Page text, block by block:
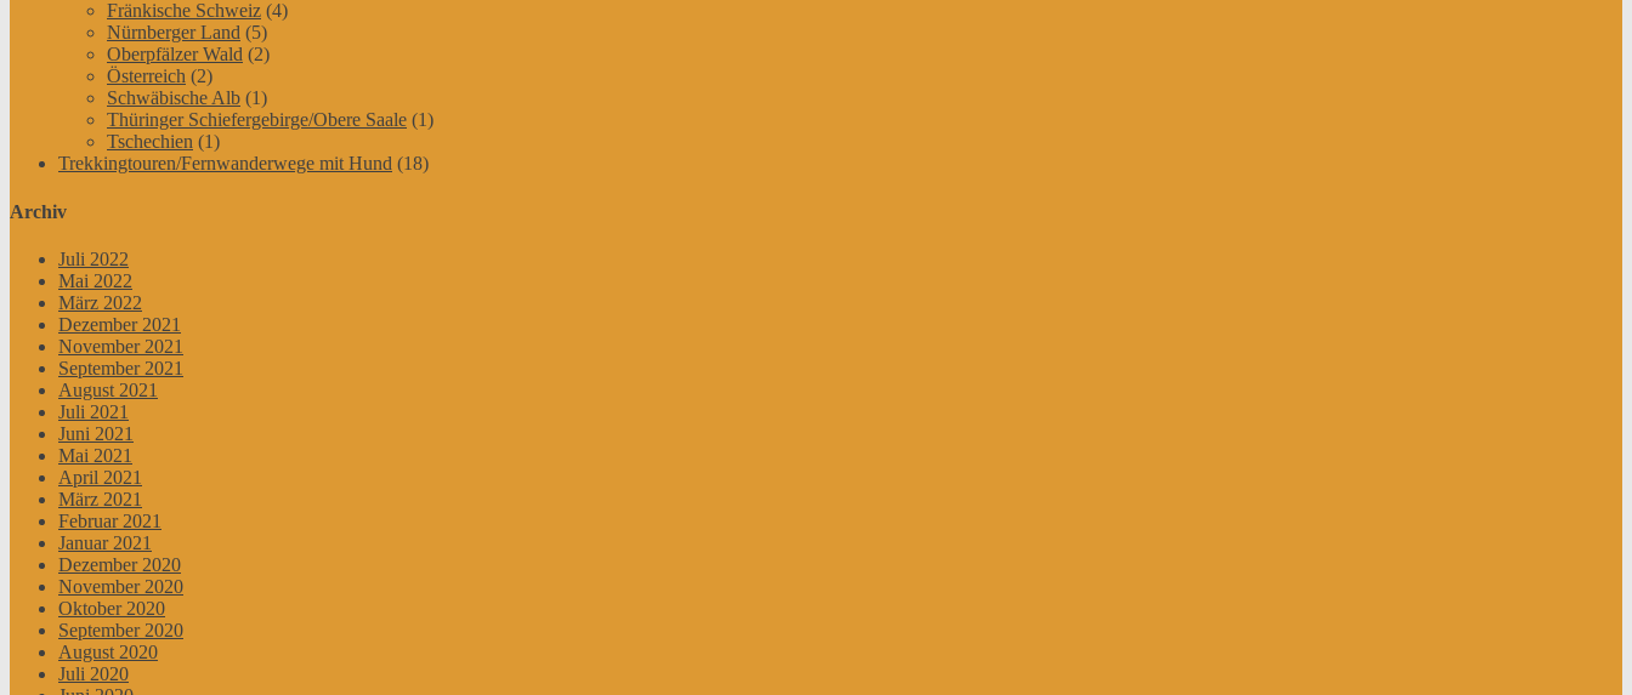
Fränkische Schweiz (4)
Nürnberger Land (5)
Oberpfälzer Wald (2)
Österreich (2)
Schwäbische Alb (1)
Thüringer Schiefergebirge/Obere Saale (1)
Tschechien (1)
Trekkingtouren/Fernwanderwege mit Hund (18)
Archiv
Juli 2022
Mai 2022
März 2022
Dezember 2021
November 2021
September 2021
August 2021
Juli 2021
Juni 2021
Mai 2021
April 2021
März 2021
Februar 2021
Januar 2021
Dezember 2020
November 2020
Oktober 2020
September 2020
August 2020
Juli 2020